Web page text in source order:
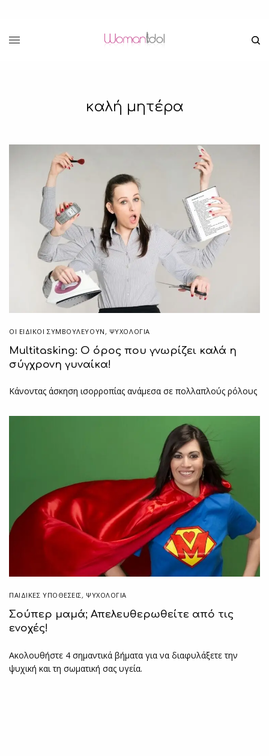
καλή μητέρα
ΟΙ ΕΙΔΙΚΟΊ ΣΥΜΒΟΥΛΕΎΟΥΝ , ΨΥΧΟΛΟΓΙΑ
Multitasking: Ο όρος που γνωρίζει καλά η
σύγχρονη γυναίκα!
Κάνοντας άσκηση ισορροπίας ανάμεσα σε πολλαπλούς ρόλους
ΠΑΙΔΙΚΈΣ ΥΠΟΘΈΣΕΙΣ, ΨΥΧΟΛΟΓΙΑ
Σούπερ μαμά; Απελευθερωθείτε από τις
ενοχές!
Ακολουθήστε 4 σημαντικά βήματα για να διαφυλάξετε την
ψυχική και τη σωματική σας υγεία.